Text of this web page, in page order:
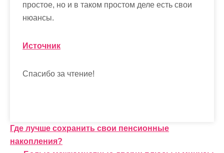
простое, но и в таком простом деле есть свои
нюансы.
Источник
Спасибо за чтение!
Н
Где лучше сохранить свои пенсионные
накопления?